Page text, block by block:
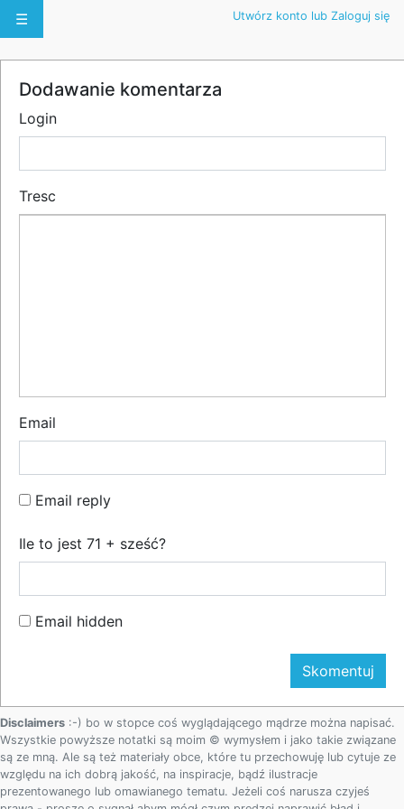
☰ Utwórz konto lub Zaloguj się
Dodawanie komentarza
Login
Tresc
Email
Email reply
Ile to jest 71 + sześć?
Email hidden
Disclaimers :-) bo w stopce coś wyglądającego mądrze można napisać.
Wszystkie powyższe notatki są moim © wymysłem i jako takie związane
są ze mną. Ale są też materiały obce, które tu przechowuję lub cytuje ze
względu na ich dobrą jakość, na inspiracje, bądź ilustracje
prezentowanego lub omawianego tematu. Jeżeli coś narusza czyjeś